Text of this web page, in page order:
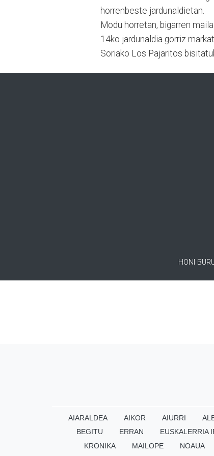
horrenbeste jardunaldietan.
Modu horretan, bigarren
14ko jardunaldia gorriz
Soriako Los Pajaritos
HONI
AIARALDEA AIKOR AIURRI
BEGITU
ERRAN EUSKALERRIA
KRONIKA
MAILOPE NOAUA